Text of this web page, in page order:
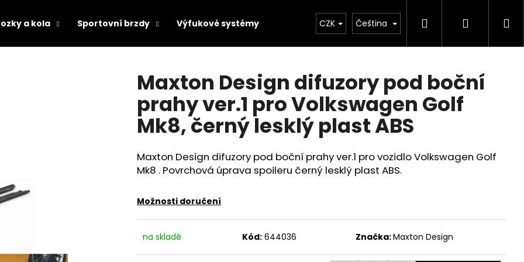
a kola Sportovní brzdy Výfukové systémy Chiptuning Projekty Exteriér Ostatní
CZK Čeština Hledat
Maxton Design difuzory pod boční
prahy ver.1 pro Volkswagen Golf
Mk8, černý lesklý plast ABS
Maxton Design difuzory pod boční prahy ver.1 pro vozidlo Volkswagen Golf
Mk8 . Povrchová úprava spoileru černý lesklý plast ABS.
Možnosti doručení
na skladě Kód: 644036 Značka:Maxton Design
HLEDAT